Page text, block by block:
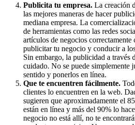
Publicita tu empresa. La creación
las mejores maneras de hacer
mediana empresa. La
de herramientas como las redes
artículos de negocios correctamente
publicitar tu negocio y conducir a
Sin embargo, la publicidad a través
cuidado. No se puede simplemente
sentido y ponerlos en línea.
Que te encuentren fácilmente.
clientes lo encuentren en la web.
sugieren que aproximadamente el
están en línea y más del 90% lo
negocio no está allí, no te